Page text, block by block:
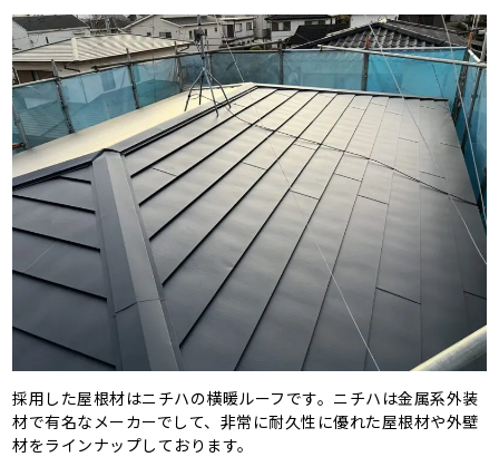
採用した屋根材はニチハの横暖ルーフです。ニチハは金属系外装
材で有名なメーカーでして、非常に耐久性に優れた屋根材や外壁
材をラインナップしております。